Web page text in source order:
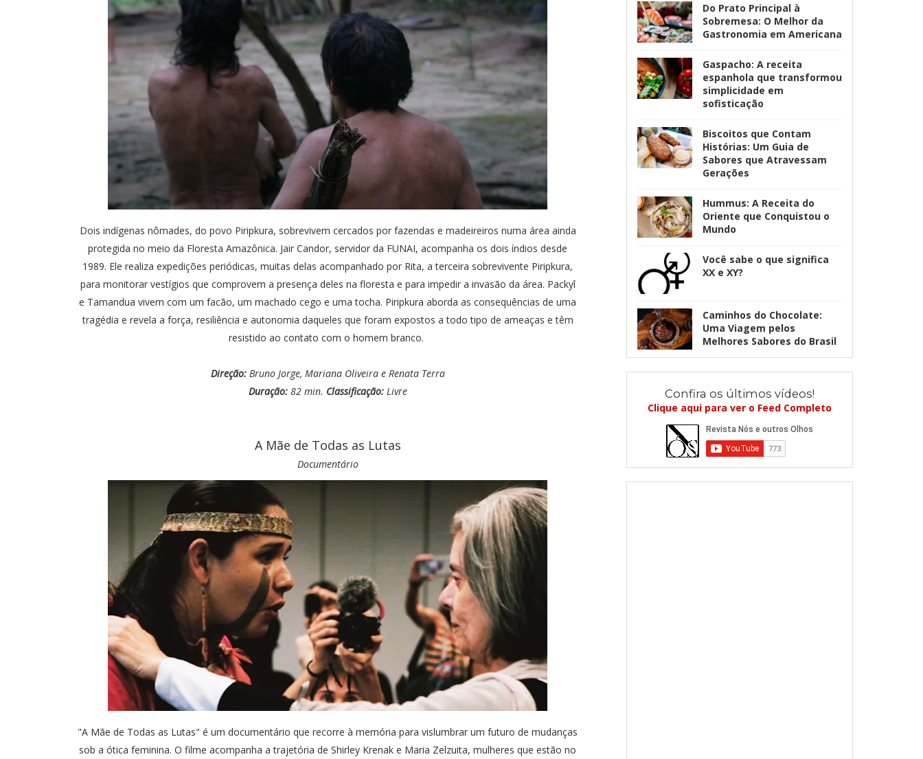
Dois indígenas nômades, do povo Piripkura, sobrevivem cercados por fazendas e madeireiros numa área ainda
protegida no meio da Floresta Amazônica. Jair Candor, servidor da FUNAI, acompanha os dois índios desde
1989. Ele realiza expedições periódicas, muitas delas acompanhado por Rita, a terceira sobrevivente Piripkura,
para monitorar vestígios que comprovem a presença deles na floresta e para impedir a invasão da área. Packyî
e Tamandua vivem com um facão, um machado cego e uma tocha. Piripkura aborda as consequências de uma
tragédia e revela a força, resiliência e autonomia daqueles que foram expostos a todo tipo de ameaças e têm
resistido ao contato com o homem branco.
Direção: Bruno Jorge, Mariana Oliveira e Renata Terra
Duração:82 min. Classificação:Livre
A Mãe de Todas as Lutas
Documentário
"A Mãe de Todas as Lutas" é um documentário que recorre à memória para vislumbrar um futuro de mudanças
sob a ótica feminina. O filme acompanha a trajetória de Shirley Krenak e Maria Zelzuita, mulheres que estão no
Do Prato Principal à
Sobremesa: O Melhor da
Gastronomia em Americana
Gaspacho: A receita
espanhola que transformou
simplicidade em
sofisticação
Biscoitos que Contam
Histórias: Um Guia de
Sabores que Atravessam
Gerações
Hummus: A Receita do
Oriente que Conquistou o
Mundo
Você sabe o que significa
XX e XY?
Caminhos do Chocolate:
Uma Viagem pelos
Melhores Sabores do Brasil
Confira os últimos vídeos!
Clique aqui para ver o Feed Completo